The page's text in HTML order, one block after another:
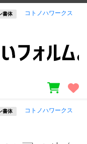
書体 コトノハワークス
書体 コトノハワークス